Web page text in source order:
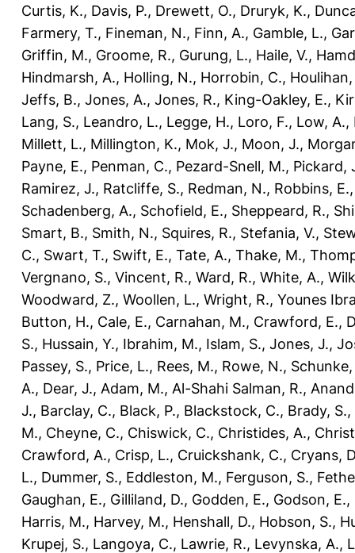
Curtis, K., Davis, P., Drewett, O., Druryk, K.,
Farmery, T., Fineman, N., Finn, A., Gamble, L.,
Griffin, M., Groome, R., Gurung, L., Haile, V.,
Hindmarsh, A., Holling, N., Horrobin, C., Houlihan,
Jeffs, B., Jones, A., Jones, R., King-Oakley, E.,
Lang, S., Leandro, L., Legge, H., Loro, F., Low, A.,
Millett, L., Millington, K., Mok, J., Moon, J.,
Payne, E., Penman, C., Pezard-Snell, M., Pickard,
Ramirez, J., Ratcliffe, S., Redman, N., Robbins, E.
Schadenberg, A., Schofield, E., Sheppeard, R.,
Smart, B., Smith, N., Squires, R., Stefania, V.,
C., Swart, T., Swift, E., Tate, A., Thake, M.,
Vergnano, S., Vincent, R., Ward, R., White, A.,
Woodward, Z., Woollen, L., Wright, R., Younes
Button, H., Cale, E., Carnahan, M., Crawford, E.,
S., Hussain, Y., Ibrahim, M., Islam, S., Jones, J.,
Passey, S., Price, L., Rees, M., Rowe, N.,
A., Dear, J., Adam, M., Al-Shahi Salman, R.,
J., Barclay, C., Black, P., Blackstock, C., Brady, S.,
M., Cheyne, C., Chiswick, C., Christides, A.,
Crawford, A., Crisp, L., Cruickshank, C., Cryans,
L., Dummer, S., Eddleston, M., Ferguson, S.,
Gaughan, E., Gilliland, D., Godden, E., Godson, E.,
Harris, M., Harvey, M., Henshall, D., Hobson, S.,
Krupej, S., Langoya, C., Lawrie, R., Levynska, A.,